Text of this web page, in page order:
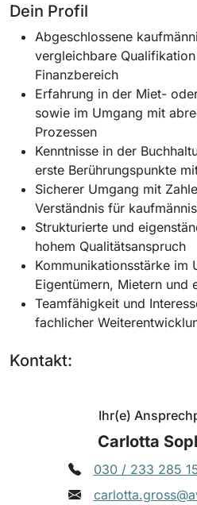
Dein Profil
Abgeschlossene
vergleichbare
Finanzbereich
Erfahrung in der Miet-
sowie im Umgang mit
Prozessen
Kenntnisse in der
erste Berührungspunkte
Sicherer Umgang mit
Verständnis für
Strukturierte und
hohem Qualitätsanspruch
Kommunikationsstärke im
Eigentümern, Mietern und
Teamfähigkeit und
fachlicher
Kontakt:
Ihr(e)
Carlotta
030 / 233 285